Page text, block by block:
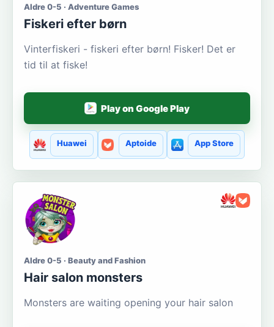
Aldre 0-5 · Adventure Games
Fiskeri efter børn
Vinterfiskeri - fiskeri efter børn! Fisker! Det er
tid til at fiske!
Play on Google Play
Huawei Aptoide App Store
Aldre 0-5 · Beauty and Fashion
Hair salon monsters
Monsters are waiting opening your hair salon